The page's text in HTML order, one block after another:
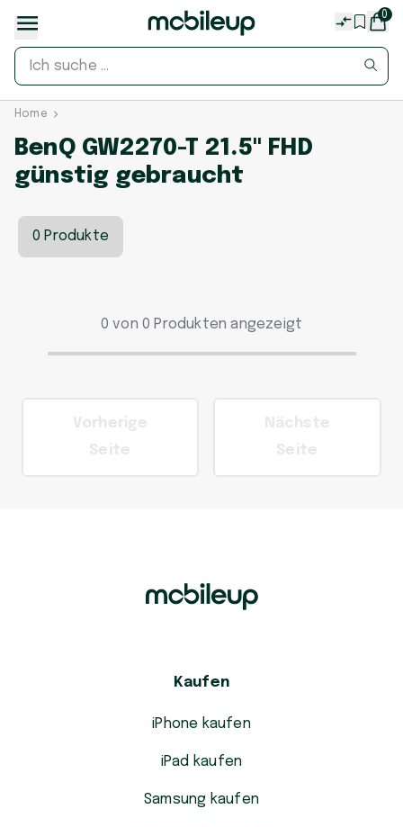
0
Home
BenQ GW2270-T 21.5" FHD
günstig gebraucht
0 Produkte
0 von 0 Produkten angezeigt
Kaufen
iPhone kaufen
iPad kaufen
Samsung kaufen